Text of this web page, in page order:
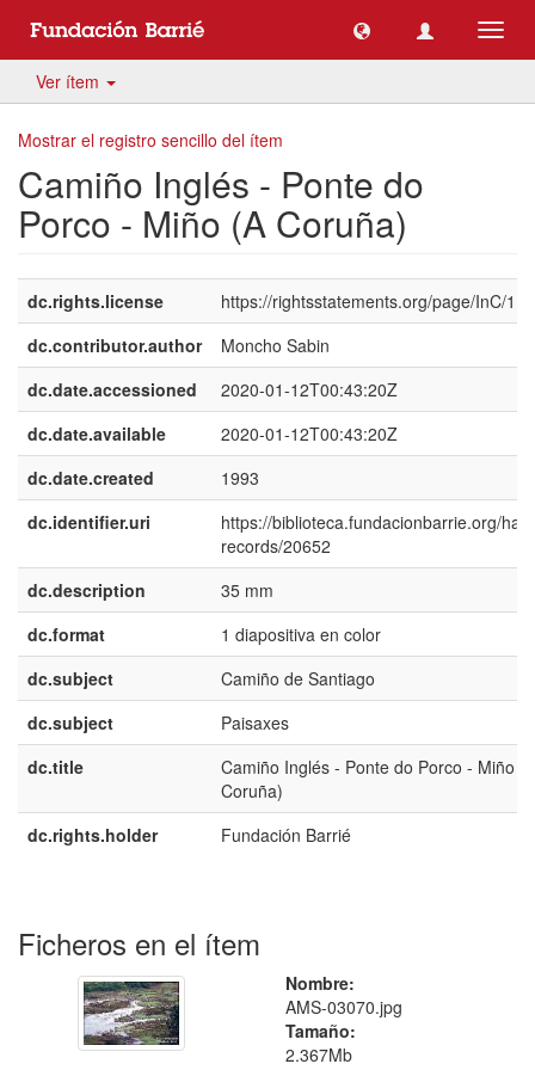
Ver ítem
Mostrar el registro sencillo del ítem
Camiño Inglés - Ponte do
Porco - Miño (A Coruña)
dc.rights.license
https://rightsstatements.org/page/InC/1.0/
dc.contributor.author
Moncho Sabin
dc.date.accessioned
2020-01-12T00:43:20Z
dc.date.available
2020-01-12T00:43:20Z
dc.date.created
1993
dc.identifier.uri
https://biblioteca.fundacionbarrie.org/
records/20652
dc.description
35 mm
dc.format
1 diapositiva en color
dc.subject
Camiño de Santiago
dc.subject
Paisaxes
dc.title
Camiño Inglés - Ponte do Porco - Miño (A
Coruña)
dc.rights.holder
Fundación Barrié
Ficheros en el ítem
Nombre:
AMS-03070.jpg
Tamaño:
2.367Mb